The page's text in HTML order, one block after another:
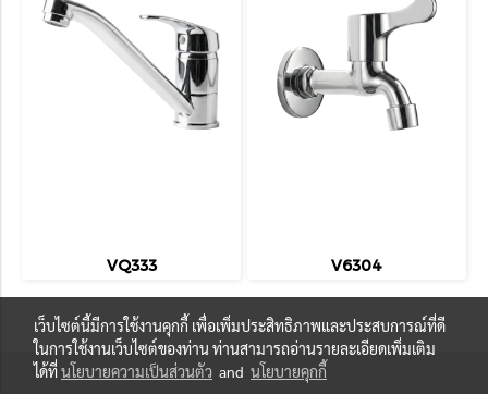
VQ333 V6304
เว็บไซต์นี้มีการใช้งานคุกกี้ เพื่อเพิ่มประสิทธิภาพและประสบการณ์ที่ดี
ในการใช้งานเว็บไซต์ของท่าน ท่านสามารถอ่านรายละเอียดเพิ่มเติม
ได้ที่นโยบายความเป็นส่วนตัว and นโยบายคุกกี้